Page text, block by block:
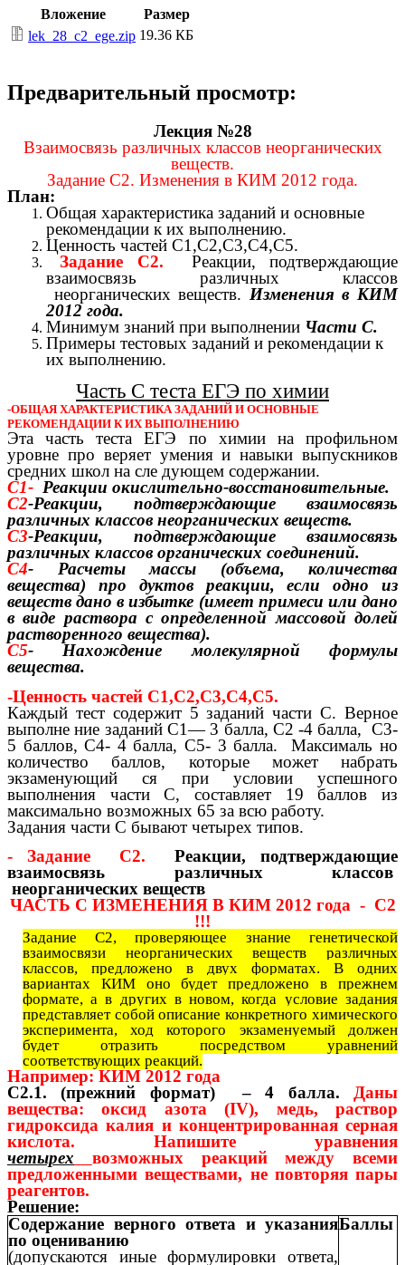
Вложение
Размер
lek_28_c2_ege.zip 19.36 КБ
Предварительный просмотр:
Лекция №28
Взаимосвязь различных классов неорганических
веществ.
Задание С2. Изменения в КИМ 2012 года.
План:
Общая характеристика заданий и основные
рекомендации к их выполнению.
Ценность частей С1,С2,С3,С4,С5.
Задание С2.
Реакции, подтверждающие
взаимосвязь различных классов
неорганических веществ. Изменения в КИМ
2012 года.
Минимум знаний при выполнении Части С.
Примеры тестовых заданий и рекомендации к
их выполнению.
Часть С теста ЕГЭ по химии
-ОБЩАЯ ХАРАКТЕРИСТИКА ЗАДАНИЙ И ОСНОВНЫЕ
РЕКОМЕНДАЦИИ К ИХ ВЫПОЛНЕНИЮ
Эта часть теста ЕГЭ по химии на профильном
уровне про веряет умения и навыки выпускников
средних школ на сле дующем содержании.
С1- Реакции окислительно-восстановительные.
С2-Реакции, подтверждающие взаимосвязь
различных классов неорганических веществ.
С3-Реакции, подтверждающие взаимосвязь
различных классов органических соединений.
С4- Расчеты массы (объема, количества
вещества) про дуктов реакции, если одно из
веществ дано в избытке (имеет примеси или дано
в виде раствора с определенной массовой долей
растворенного вещества).
С5- Нахождение молекулярной формулы
вещества.
-Ценность частей С1,С2,С3,С4,С5.
Каждый тест содержит 5 заданий части С. Верное
выполне ние заданий С1— 3 балла, С2 -4 балла, С3-
5 баллов, С4- 4 балла, С5- 3 балла. Максималь но
количество баллов, которые может набрать
экзаменующий ся при условии успешного
выполнения части С, составляет 19 баллов из
максимально возможных 65 за всю работу.
Задания части С бывают четырех типов.
- Задание
С2.
Реакции, подтверждающие
взаимосвязь
различных классов
неорганических веществ
ЧАСТЬ С ИЗМЕНЕНИЯ В КИМ 2012 года - С2
!!!
Задание С2, проверяющее знание генетической
взаимосвязи неорганических веществ различных
классов, предложено в двух форматах. В одних
вариантах КИМ оно будет предложено в прежнем
формате, а в других в новом, когда условие задания
представляет собой описание конкретного химического
эксперимента, ход которого экзаменуемый должен
будет отразить посредством уравнений
соответствующих реакций.
Например: КИМ 2012 года
С2.1.
(прежний формат) – 4 балла. Даны
вещества: оксид азота (IV), медь, раствор
гидроксида калия и концентрированная серная
кислота. Напишите уравнения
четырех
возможных реакций между всеми
предложенными веществами, не повторяя пары
реагентов.
Решение:
Содержание верного ответа и указания
по оцениванию
(допускаются иные формулировки ответа,
Баллы